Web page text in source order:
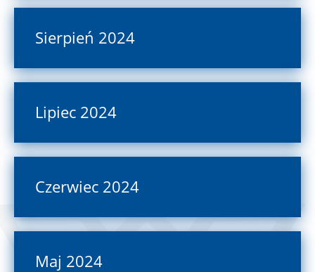
Sierpień 2024
Lipiec 2024
Czerwiec 2024
Maj 2024